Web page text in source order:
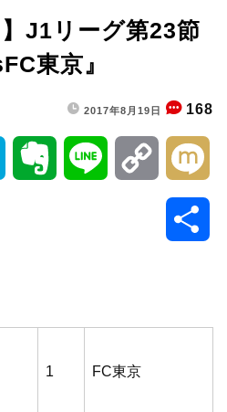
】J1リーグ第23節
東京』
2017年8月19日 168
n n
o
L
1 FC東京